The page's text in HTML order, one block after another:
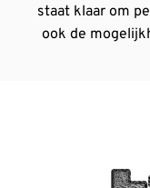
staat klaar om
ook de